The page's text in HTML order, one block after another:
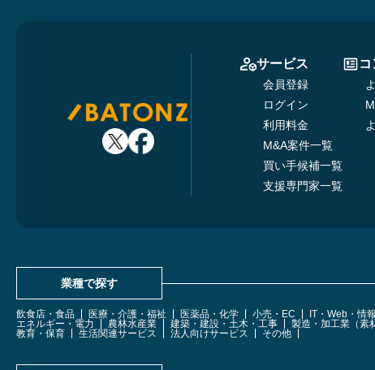
サービス
会員登録
ログイン
利用料金
M&A案件一覧
買い手候補一覧
支援専門家一覧
業種で探す
飲食店・食品 医療・介護・福祉 医薬品・化学 小売・EC IT・Web・情
エネルギー・電力
農林水産業 建築・建設・土木・工事 製造・加工業（素
教育・保育
生活関連サービス 法人向けサービス その他